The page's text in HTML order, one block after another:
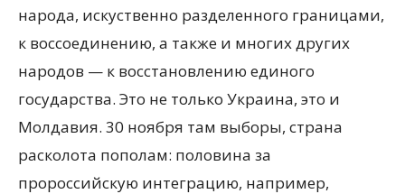
народа, искуственно разделенного границами,
к воссоединению, а также и многих других
народов — к восстановлению единого
государства. Это не только Украина, это и
Молдавия. 30 ноября там выборы, страна
расколота пополам: половина за
пророссийскую интеграцию, например,